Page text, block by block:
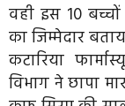
वही इस 10
का जिम्मेदार
कटारिया
विभाग ने छापा